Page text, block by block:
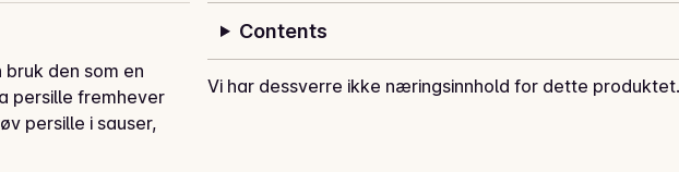
den som en
persille fremhever
persille i sauser,
Contents
Vi har dessverre ikke næringsinnhold for dette produktet.